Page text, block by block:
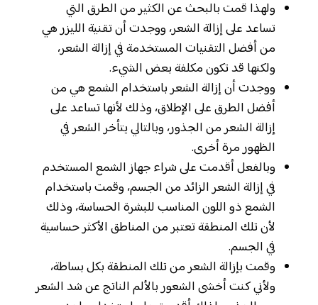
ولهذا قمت بالبحث عن الكثير من الطرق التي
تساعد على إزالة الشعر، ووجدت أن تقنية الليزر هي
من أفضل التقنيات المستخدمة في إزالة الشعر،
ولكنها قد تكون مكلفة بعض الشيء.
ووجدت أن إزالة الشعر باستخدام الشمع هي من
أفضل الطرق على الإطلاق، وذلك لأنها تساعد على
إزالة الشعر من الجذور، وبالتالي يتأخر الشعر في
الظهور مرة أخرى.
وبالفعل أقدمت على شراء جهاز الشمع المستخدم
في إزالة الشعر الزائد من الجسم، وقمت باستخدام
الشمع ذو اللون المناسب للبشرة الحساسة، وذلك
لأن تلك المنطقة تعتبر من المناطق الأكثر حساسية
في الجسم.
وقمت بإزالة الشعر من تلك المنطقة بكل بساطة،
ولأني كنت أخشى الشعور بالألم الناتج عن شد الشعر